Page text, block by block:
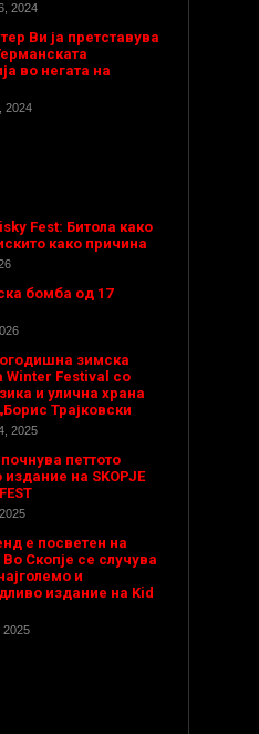
2024
Ви ја претставува
во негата на
2024
Fest: Битола како
како причина
бомба од 17
зимска
Winter Festival со
и улична храна
Трајковски
2025
петтото
издание на SKOPJE
е посветен на
Скопје се случува
и
издание на Kid
2025